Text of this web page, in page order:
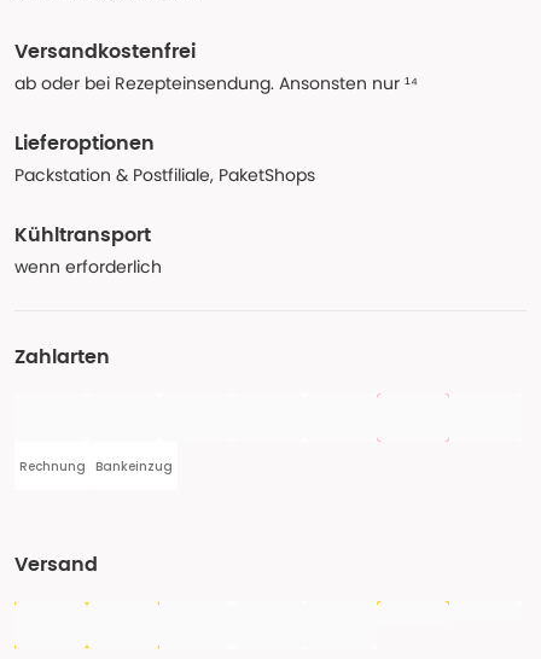
Versandkostenfrei
ab oder bei Rezepteinsendung. Ansonsten nur ¹⁴
Lieferoptionen
Packstation & Postfiliale, PaketShops
Kühltransport
wenn erforderlich
Zahlarten
Rechnung Bankeinzug
Versand